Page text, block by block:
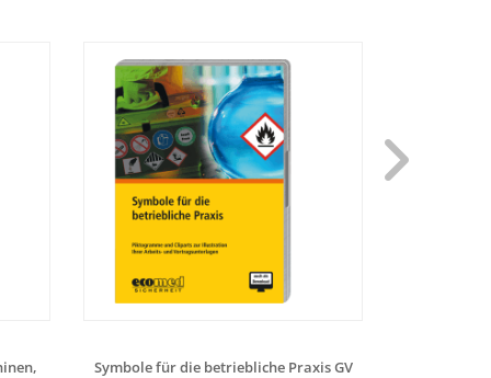
Symbole für die betriebliche Praxis GV